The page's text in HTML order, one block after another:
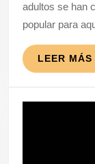
adultos se han
popular para
LEER MÁS